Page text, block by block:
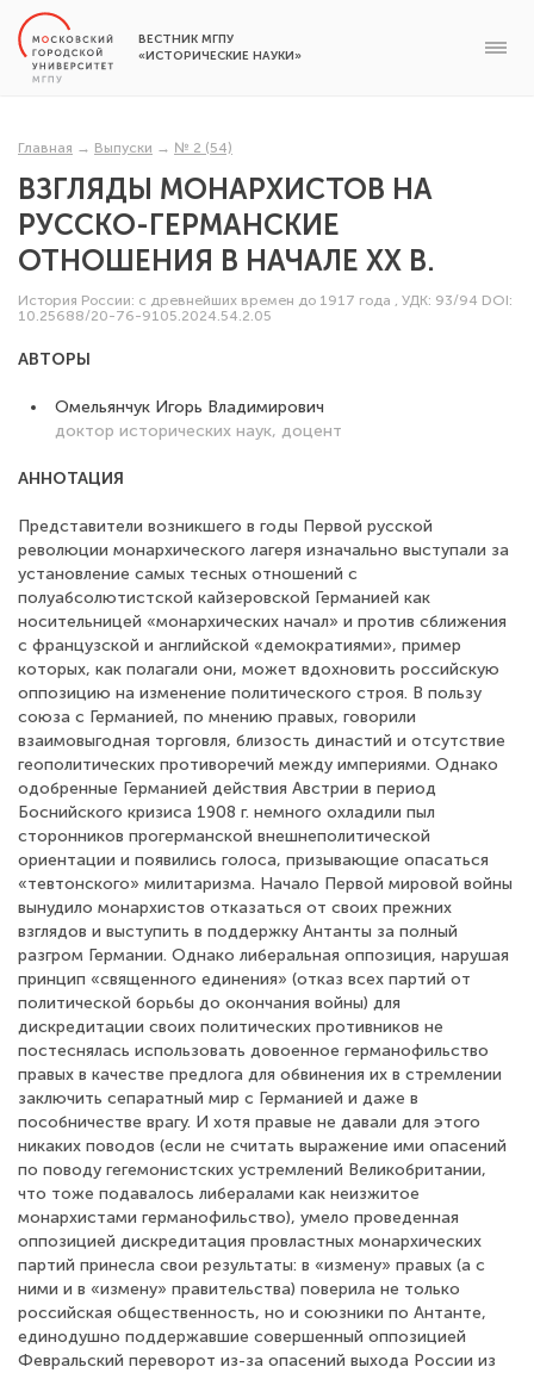
ВЕСТНИК МГПУ
«ИСТОРИЧЕСКИЕ НАУКИ»
Главная → Выпуски → № 2 (54)
ВЗГЛЯДЫ МОНАРХИСТОВ НА
РУССКО-ГЕРМАНСКИЕ
ОТНОШЕНИЯ В НАЧАЛЕ ХХ В.
История России: с древнейших времен до 1917 года , УДК: 93/94 DOI:
10.25688/20-76-9105.2024.54.2.05
АВТОРЫ
Омельянчук Игорь Владимирович
доктор исторических наук, доцент
АННОТАЦИЯ
Представители возникшего в годы Первой русской
революции монархического лагеря изначально выступали за
установление самых тесных отношений с
полуабсолютистской кайзеровской Германией как
носительницей «монархических начал» и против сближения
с французской и английской «демократиями», пример
которых, как полагали они, может вдохновить российскую
оппозицию на изменение политического строя. В пользу
союза с Германией, по мнению правых, говорили
взаимовыгодная торговля, близость династий и отсутствие
геополитических противоречий между империями. Однако
одобренные Германией действия Австрии в период
Боснийского кризиса 1908 г. немного охладили пыл
сторонников прогерманской внешнеполитической
ориентации и появились голоса, призывающие опасаться
«тевтонского» милитаризма. Начало Первой мировой войны
вынудило монархистов отказаться от своих прежних
взглядов и выступить в поддержку Антанты за полный
разгром Германии. Однако либеральная оппозиция, нарушая
принцип «священного единения» (отказ всех партий от
политической борьбы до окончания войны) для
дискредитации своих политических противников не
постеснялась использовать довоенное германофильство
правых в качестве предлога для обвинения их в стремлении
заключить сепаратный мир с Германией и даже в
пособничестве врагу. И хотя правые не давали для этого
никаких поводов (если не считать выражение ими опасений
по поводу гегемонистских устремлений Великобритании,
что тоже подавалось либералами как неизжитое
монархистами германофильство), умело проведенная
оппозицией дискредитация провластных монархических
партий принесла свои результаты: в «измену» правых (а с
ними и в «измену» правительства) поверила не только
российская общественность, но и союзники по Антанте,
единодушно поддержавшие совершенный оппозицией
Февральский переворот из-за опасений выхода России из